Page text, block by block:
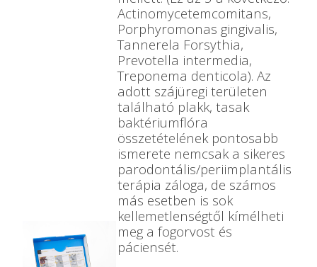
Actinomycetemcomitans,
Porphyromonas gingivalis,
Tannerela Forsythia,
Prevotella intermedia,
Treponema denticola). Az
adott szájüregi területen
található plakk, tasak
baktériumflóra
összetételének pontosabb
ismerete nemcsak a sikeres
parodontális/periimplantális
terápia záloga, de számos
más esetben is sok
kellemetlenségtől kímélheti
meg a fogorvost és
páciensét.